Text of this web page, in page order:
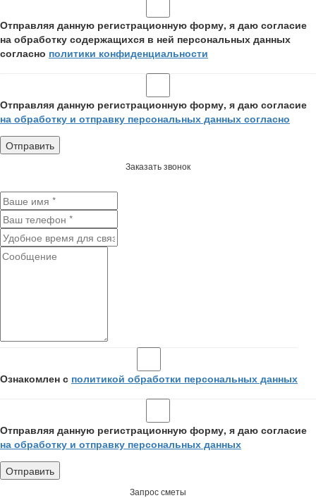
Отправляя данную регистрационную форму, я даю согласие
на обработку содержащихся в ней персональных данных
согласно политики конфиденциальности
Отправляя данную регистрационную форму, я даю согласие
на обработку и отправку персональных данных согласно
Заказать звонок
Ознакомлен с политикой обработки персональных данных
Отправляя данную регистрационную форму, я даю согласие
на обработку и отправку персональных данных
Запрос сметы